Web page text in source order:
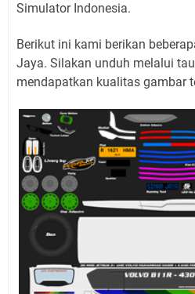
Simulator Indonesia.
Berikut ini kami berikan
Jaya. Silakan unduh melalui
mendapatkan kualitas gambar